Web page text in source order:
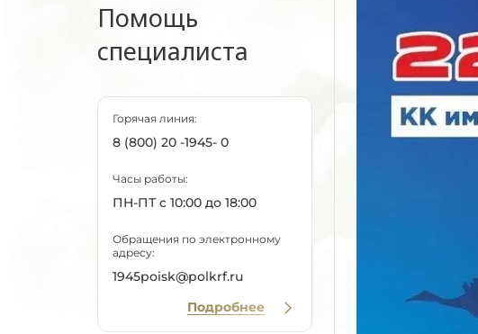
Помощь
специалиста
Горячая линия:
8 (800) 20 -1945- 0
Часы работы:
ПН-ПТ с 10:00 до 18:00
Обращения по электронному
адресу:
1945poisk@polkrf.ru
Подробнее